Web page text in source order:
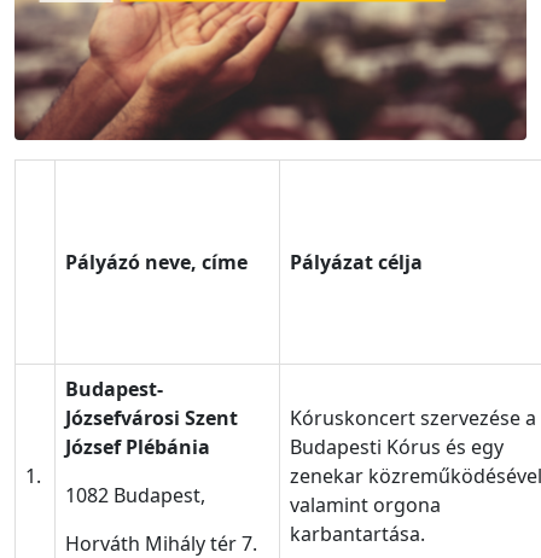
Pályázó neve, címe Pályázat célja
1.
Budapest-
Józsefvárosi Szent
József Plébánia
1082 Budapest,
Horváth Mihály tér 7.
Kóruskoncert szervezése a
Budapesti Kórus és egy
zenekar
valamint orgona
karbantartása.